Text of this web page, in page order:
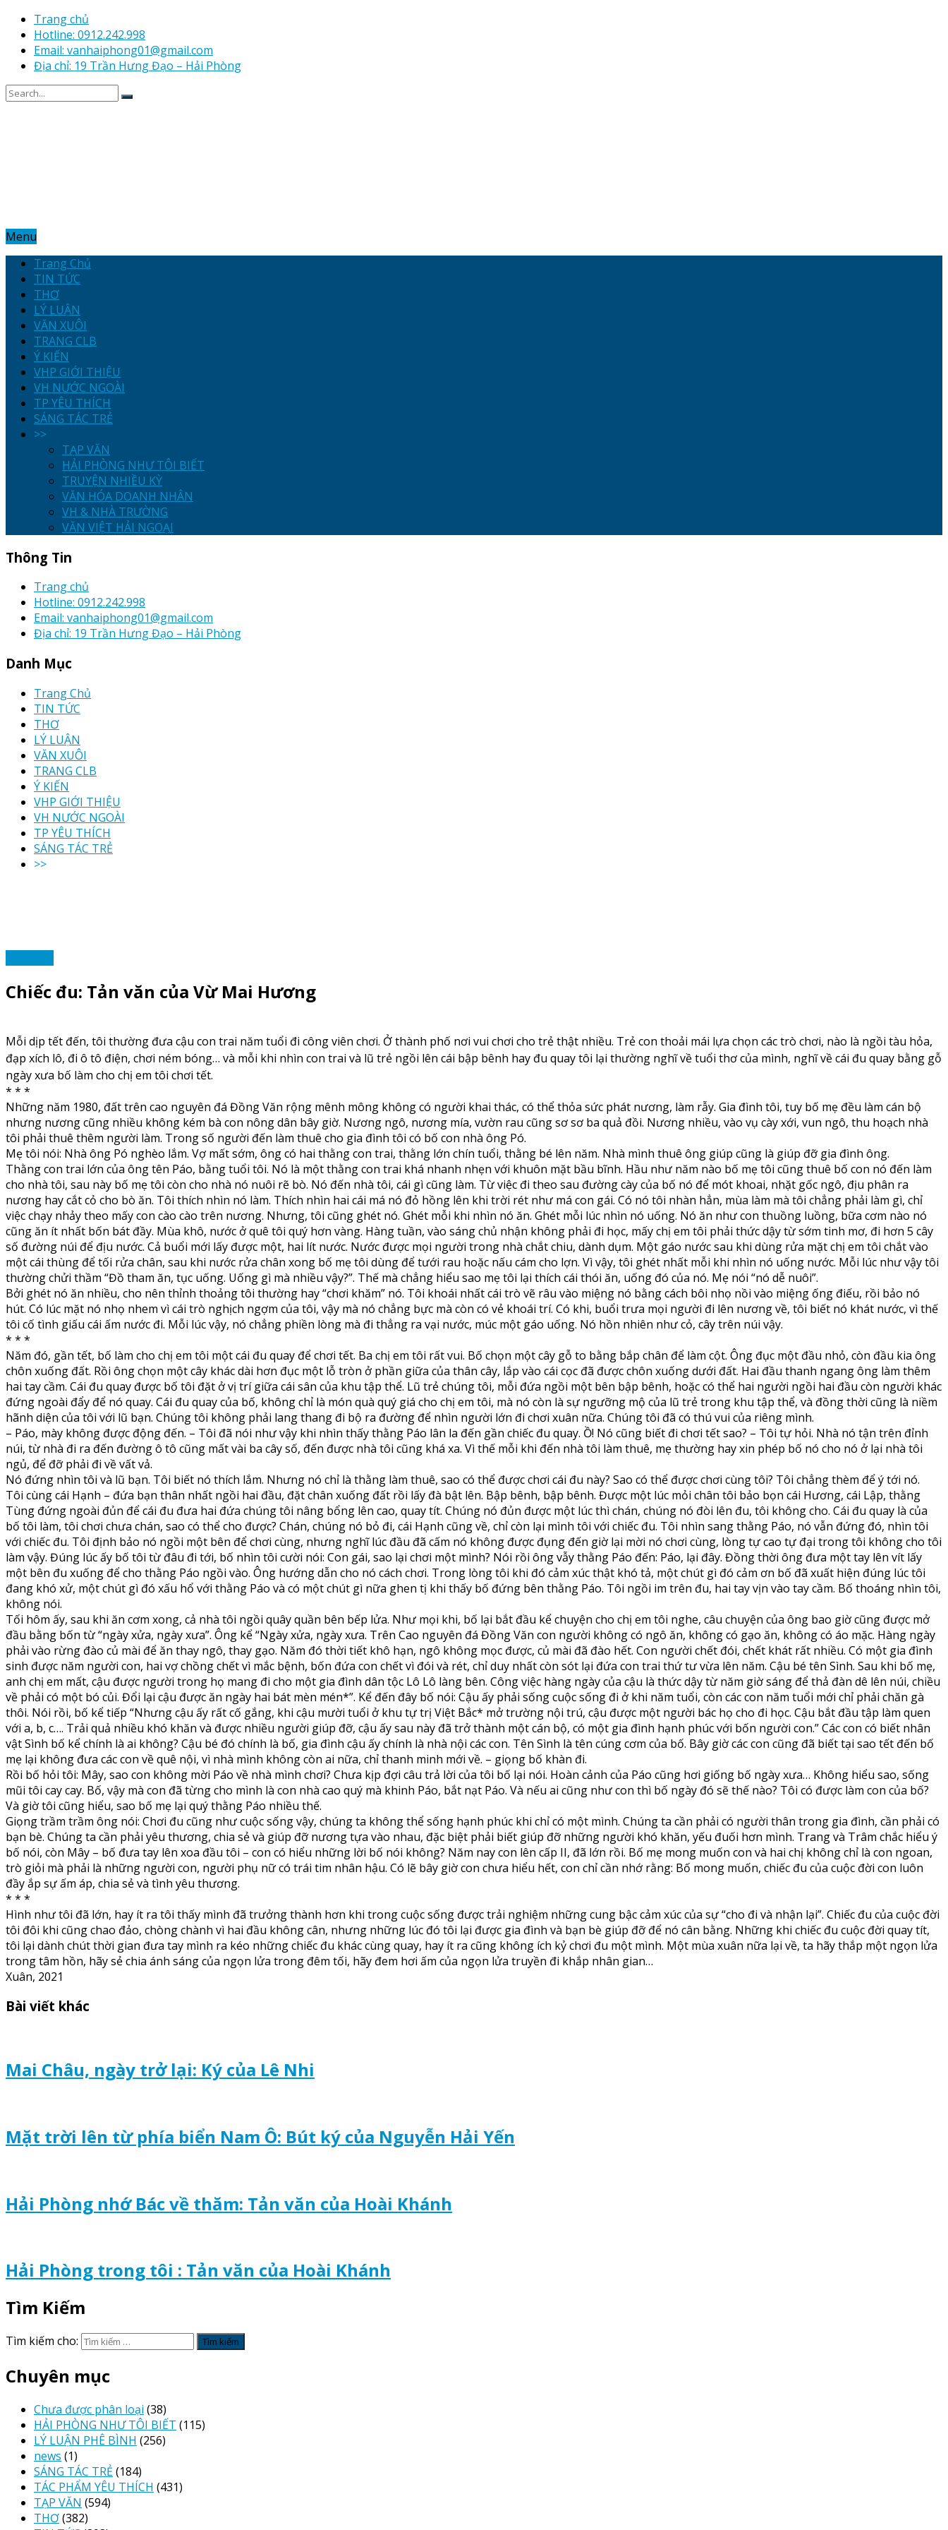
Trang chủ
Hotline: 0912.242.998
Email: vanhaiphong01@gmail.com
Địa chỉ: 19 Trần Hưng Đạo – Hải Phòng
Menu
Trang Chủ
TIN TỨC
THƠ
LÝ LUẬN
VĂN XUÔI
TRANG CLB
Ý KIẾN
VHP GIỚI THIỆU
VH NƯỚC NGOÀI
TP YÊU THÍCH
SÁNG TÁC TRẺ
>>
TẠP VĂN
HẢI PHÒNG NHƯ TÔI BIẾT
TRUYỆN NHIỀU KỲ
VĂN HÓA DOANH NHÂN
VH & NHÀ TRƯỜNG
VĂN VIỆT HẢI NGOẠI
Thông Tin
Trang chủ
Hotline: 0912.242.998
Email: vanhaiphong01@gmail.com
Địa chỉ: 19 Trần Hưng Đạo – Hải Phòng
Danh Mục
Trang Chủ
TIN TỨC
THƠ
LÝ LUẬN
VĂN XUÔI
TRANG CLB
Ý KIẾN
VHP GIỚI THIỆU
VH NƯỚC NGOÀI
TP YÊU THÍCH
SÁNG TÁC TRẺ
>>
Chiếc đu: Tản văn của Vừ Mai Hương
Mỗi dịp tết đến, tôi thường đưa cậu con trai năm tuổi đi công viên chơi. Ở thành phố nơi vui chơi cho trẻ thật nhiều. Trẻ con thoải mái lựa chọn các trò chơi, nào là ngồi tàu hỏa,
đạp xích lô, đi ô tô điện, chơi ném bóng… và mỗi khi nhìn con trai và lũ trẻ ngồi lên cái bập bênh hay đu quay tôi lại thường nghĩ về tuổi thơ của mình, nghĩ về cái đu quay bằng gỗ
ngày xưa bố làm cho chị em tôi chơi tết.
* * *
Những năm 1980, đất trên cao nguyên đá Đồng Văn rộng mênh mông không có người khai thác, có thể thỏa sức phát nương, làm rẫy. Gia đình tôi, tuy bố mẹ đều làm cán bộ
nhưng nương cũng nhiều không kém bà con nông dân bây giờ. Nương ngô, nương mía, vườn rau cũng sơ sơ ba quả đồi. Nương nhiều, vào vụ cày xới, vun ngô, thu hoạch nhà
tôi phải thuê thêm người làm. Trong số người đến làm thuê cho gia đình tôi có bố con nhà ông Pó.
Mẹ tôi nói: Nhà ông Pó nghèo lắm. Vợ mất sớm, ông có hai thằng con trai, thằng lớn chín tuổi, thằng bé lên năm. Nhà mình thuê ông giúp cũng là giúp đỡ gia đình ông.
Thằng con trai lớn của ông tên Páo, bằng tuổi tôi. Nó là một thằng con trai khá nhanh nhẹn với khuôn mặt bầu bĩnh. Hầu như năm nào bố mẹ tôi cũng thuê bố con nó đến làm
cho nhà tôi, sau này bố mẹ tôi còn cho nhà nó nuôi rẽ bò. Nó đến nhà tôi, cái gì cũng làm. Từ việc đi theo sau đường cày của bố nó để mót khoai, nhặt gốc ngô, địu phân ra
nương hay cắt cỏ cho bò ăn. Tôi thích nhìn nó làm. Thích nhìn hai cái má nó đỏ hồng lên khi trời rét như má con gái. Có nó tôi nhàn hẳn, mùa làm mà tôi chẳng phải làm gì, chỉ
việc chạy nhảy theo mấy con cào cào trên nương. Nhưng, tôi cũng ghét nó. Ghét mỗi khi nhìn nó ăn. Ghét mỗi lúc nhìn nó uống. Nó ăn như con thuồng luồng, bữa cơm nào nó
cũng ăn ít nhất bốn bát đầy. Mùa khô, nước ở quê tôi quý hơn vàng. Hàng tuần, vào sáng chủ nhận không phải đi học, mấy chị em tôi phải thức dậy từ sớm tinh mơ, đi hơn 5 cây
số đường núi để địu nước. Cả buổi mới lấy được một, hai lít nước. Nước được mọi người trong nhà chắt chiu, dành dụm. Một gáo nước sau khi dùng rửa mặt chị em tôi chắt vào
một cái thùng để tối rửa chân, sau khi nước rửa chân xong bố mẹ tôi dùng để tưới rau hoặc nấu cám cho lợn. Vì vậy, tôi ghét nhất mỗi khi nhìn nó uống nước. Mỗi lúc như vậy tôi
thường chửi thầm “Đồ tham ăn, tục uống. Uống gì mà nhiều vậy?”. Thế mà chẳng hiểu sao mẹ tôi lại thích cái thói ăn, uống đó của nó. Mẹ nói “nó dễ nuôi”.
Bởi ghét nó ăn nhiều, cho nên thỉnh thoảng tôi thường hay “chơi khăm” nó. Tôi khoái nhất cái trò vẽ râu vào miệng nó bằng cách bôi nhọ nồi vào miệng ống điếu, rồi bảo nó
hút. Có lúc mặt nó nhọ nhem vì cái trò nghịch ngợm của tôi, vậy mà nó chẳng bực mà còn có vẻ khoái trí. Có khi, buổi trưa mọi người đi lên nương về, tôi biết nó khát nước, vì thế
tôi cố tình giấu cái ấm nước đi. Mỗi lúc vậy, nó chẳng phiền lòng mà đi thẳng ra vại nước, múc một gáo uống. Nó hồn nhiên như cỏ, cây trên núi vậy.
* * *
Năm đó, gần tết, bố làm cho chị em tôi một cái đu quay để chơi tết. Ba chị em tôi rất vui. Bố chọn một cây gỗ to bằng bắp chân để làm cột. Ông đục một đầu nhỏ, còn đầu kia ông
chôn xuống đất. Rồi ông chọn một cây khác dài hơn đục một lỗ tròn ở phần giữa của thân cây, lắp vào cái cọc đã được chôn xuống dưới đất. Hai đầu thanh ngang ông làm thêm
hai tay cầm. Cái đu quay được bố tôi đặt ở vị trí giữa cái sân của khu tập thể. Lũ trẻ chúng tôi, mỗi đứa ngồi một bên bập bênh, hoặc có thể hai người ngồi hai đầu còn người khác
đứng ngoài đẩy để nó quay. Cái đu quay của bố, không chỉ là món quà quý giá cho chị em tôi, mà nó còn là sự ngưỡng mộ của lũ trẻ trong khu tập thể, và đồng thời cũng là niềm
hãnh diện của tôi với lũ bạn. Chúng tôi không phải lang thang đi bộ ra đường để nhìn người lớn đi chơi xuân nữa. Chúng tôi đã có thú vui của riêng mình.
– Páo, mày không được động đến. – Tôi đã nói như vậy khi nhìn thấy thằng Páo lân la đến gần chiếc đu quay. Ồ! Nó cũng biết đi chơi tết sao? – Tôi tự hỏi. Nhà nó tận trên đỉnh
núi, từ nhà đi ra đến đường ô tô cũng mất vài ba cây số, đến được nhà tôi cũng khá xa. Vì thế mỗi khi đến nhà tôi làm thuê, mẹ thường hay xin phép bố nó cho nó ở lại nhà tôi
ngủ, để đỡ phải đi về vất vả.
Nó đứng nhìn tôi và lũ bạn. Tôi biết nó thích lắm. Nhưng nó chỉ là thằng làm thuê, sao có thể được chơi cái đu này? Sao có thể được chơi cùng tôi? Tôi chẳng thèm để ý tới nó.
Tôi cùng cái Hạnh – đứa bạn thân nhất ngồi hai đầu, đặt chân xuống đất rồi lấy đà bật lên. Bập bênh, bập bênh. Được một lúc mỏi chân tôi bảo bọn cái Hương, cái Lập, thằng
Tùng đứng ngoài đủn để cái đu đưa hai đứa chúng tôi nâng bổng lên cao, quay tít. Chúng nó đủn được một lúc thì chán, chúng nó đòi lên đu, tôi không cho. Cái đu quay là của
bố tôi làm, tôi chơi chưa chán, sao có thể cho được? Chán, chúng nó bỏ đi, cái Hạnh cũng về, chỉ còn lại mình tôi với chiếc đu. Tôi nhìn sang thằng Páo, nó vẫn đứng đó, nhìn tôi
với chiếc đu. Tôi định bảo nó ngồi một bên để chơi cùng, nhưng nghĩ lúc đầu đã cấm nó không được đụng đến giờ lại mời nó chơi cùng, lòng tự cao tự đại trong tôi không cho tôi
làm vậy. Đúng lúc ấy bố tôi từ đâu đi tới, bố nhìn tôi cười nói: Con gái, sao lại chơi một mình? Nói rồi ông vẫy thằng Páo đến: Páo, lại đây. Đồng thời ông đưa một tay lên vít lấy
một bên đu xuống để cho thằng Páo ngồi vào. Ông hướng dẫn cho nó cách chơi. Trong lòng tôi khi đó cảm xúc thật khó tả, một chút gì đó cảm ơn bố đã xuất hiện đúng lúc tôi
đang khó xử, một chút gì đó xấu hổ với thằng Páo và có một chút gì nữa ghen tị khi thấy bố đứng bên thằng Páo. Tôi ngồi im trên đu, hai tay vịn vào tay cầm. Bố thoáng nhìn tôi,
không nói.
Tối hôm ấy, sau khi ăn cơm xong, cả nhà tôi ngồi quây quần bên bếp lửa. Như mọi khi, bố lại bắt đầu kể chuyện cho chị em tôi nghe, câu chuyện của ông bao giờ cũng được mở
đầu bằng bốn từ “ngày xửa, ngày xưa”. Ông kể “Ngày xửa, ngày xưa. Trên Cao nguyên đá Đồng Văn con người không có ngô ăn, không có gạo ăn, không có áo mặc. Hàng ngày
phải vào rừng đào củ mài để ăn thay ngô, thay gạo. Năm đó thời tiết khô hạn, ngô không mọc được, củ mài đã đào hết. Con người chết đói, chết khát rất nhiều. Có một gia đình
sinh được năm người con, hai vợ chồng chết vì mắc bệnh, bốn đứa con chết vì đói và rét, chỉ duy nhất còn sót lại đứa con trai thứ tư vừa lên năm. Cậu bé tên Sình. Sau khi bố mẹ,
anh chị em mất, cậu được người trong họ mang đi cho một gia đình dân tộc Lô Lô làng bên. Công việc hàng ngày của cậu là thức dậy từ năm giờ sáng để thả đàn dê lên núi, chiều
về phải có một bó củi. Đổi lại cậu được ăn ngày hai bát mèn mén*”. Kể đến đây bố nói: Cậu ấy phải sống cuộc sống đi ở khi năm tuổi, còn các con năm tuổi mới chỉ phải chăn gà
thôi. Nói rồi, bố kể tiếp “Nhưng cậu ấy rất cố gắng, khi cậu mười tuổi ở khu tự trị Việt Bắc* mở trường nội trú, cậu được một người bác họ cho đi học. Cậu bắt đầu tập làm quen
với a, b, c…. Trải quả nhiều khó khăn và được nhiều người giúp đỡ, cậu ấy sau này đã trở thành một cán bộ, có một gia đình hạnh phúc với bốn người con.” Các con có biết nhân
vật Sình bố kể chính là ai không? Cậu bé đó chính là bố, gia đình cậu ấy chính là nhà nội các con. Tên Sình là tên cúng cơm của bố. Bây giờ các con cũng đã biết tại sao tết đến bố
mẹ lại không đưa các con về quê nội, vì nhà mình không còn ai nữa, chỉ thanh minh mới về. – giọng bố khàn đi.
Rồi bố hỏi tôi: Mây, sao con không mời Páo về nhà mình chơi? Chưa kịp đợi câu trả lời của tôi bố lại nói. Hoàn cảnh của Páo cũng hơi giống bố ngày xưa… Không hiểu sao, sống
mũi tôi cay cay. Bố, vậy mà con đã từng cho mình là con nhà cao quý mà khinh Páo, bắt nạt Páo. Và nếu ai cũng như con thì bố ngày đó sẽ thế nào? Tôi có được làm con của bố?
Và giờ tôi cũng hiểu, sao bố mẹ lại quý thằng Páo nhiều thế.
Giọng trầm trầm ông nói: Chơi đu cũng như cuộc sống vậy, chúng ta không thể sống hạnh phúc khi chỉ có một mình. Chúng ta cần phải có người thân trong gia đình, cần phải có
bạn bè. Chúng ta cần phải yêu thương, chia sẻ và giúp đỡ nương tựa vào nhau, đặc biệt phải biết giúp đỡ những người khó khăn, yếu đuối hơn mình. Trang và Trâm chắc hiểu ý
bố nói, còn Mây – bố đưa tay lên xoa đầu tôi – con có hiểu những lời bố nói không? Năm nay con lên cấp II, đã lớn rồi. Bố mẹ mong muốn con và hai chị không chỉ là con ngoan,
trò giỏi mà phải là những người con, người phụ nữ có trái tim nhân hậu. Có lẽ bây giờ con chưa hiểu hết, con chỉ cần nhớ rằng: Bố mong muốn, chiếc đu của cuộc đời con luôn
đầy ắp sự ấm áp, chia sẻ và tình yêu thương.
* * *
Hình như tôi đã lớn, hay ít ra tôi thấy mình đã trưởng thành hơn khi trong cuộc sống được trải nghiệm những cung bậc cảm xúc của sự “cho đi và nhận lại”. Chiếc đu của cuộc đời
tôi đôi khi cũng chao đảo, chòng chành vì hai đầu không cân, nhưng những lúc đó tôi lại được gia đình và bạn bè giúp đỡ để nó cân bằng. Những khi chiếc đu cuộc đời quay tít,
tôi lại dành chút thời gian đưa tay mình ra kéo những chiếc đu khác cùng quay, hay ít ra cũng không ích kỷ chơi đu một mình. Một mùa xuân nữa lại về, ta hãy thắp một ngọn lửa
trong tâm hồn, hãy sẻ chia ánh sáng của ngọn lửa trong đêm tối, hãy đem hơi ấm của ngọn lửa truyền đi khắp nhân gian…
Xuân, 2021
Bài viết khác
Mai Châu, ngày trở lại: Ký của Lê Nhi
Mặt trời lên từ phía biển Nam Ô: Bút ký của Nguyễn Hải Yến
Hải Phòng nhớ Bác về thăm: Tản văn của Hoài Khánh
Hải Phòng trong tôi : Tản văn của Hoài Khánh
Tìm Kiếm
Tìm kiếm cho:
Chuyên mục
Chưa được phân loại (38)
HẢI PHÒNG NHƯ TÔI BIẾT (115)
LÝ LUẬN PHÊ BÌNH (256)
news (1)
SÁNG TÁC TRẺ (184)
TÁC PHẨM YÊU THÍCH (431)
TẠP VĂN (594)
THƠ(382)